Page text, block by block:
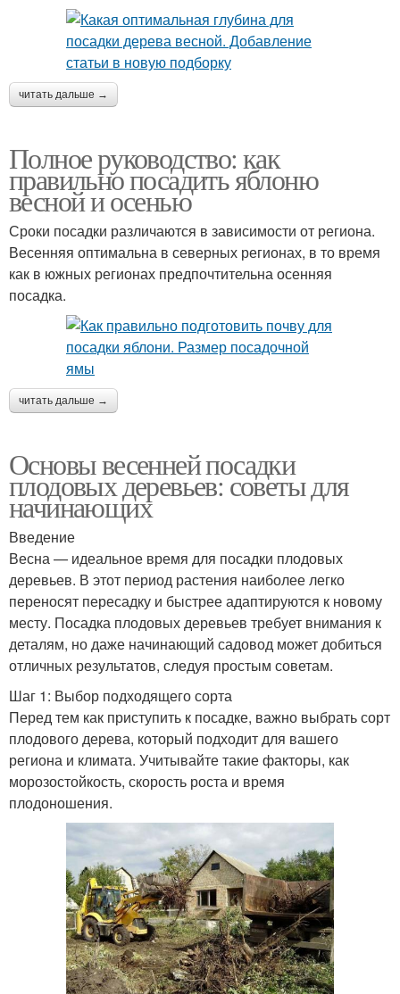
читать дальше →
Полное руководство: как
правильно посадить яблоню
весной и осенью
Сроки посадки различаются в зависимости от региона.
Весенняя оптимальна в северных регионах, в то время
как в южных регионах предпочтительна осенняя
посадка.
читать дальше →
Основы весенней посадки
плодовых деревьев: советы для
начинающих
Введение
Весна — идеальное время для посадки плодовых
деревьев. В этот период растения наиболее легко
переносят пересадку и быстрее адаптируются к новому
месту. Посадка плодовых деревьев требует внимания к
деталям, но даже начинающий садовод может добиться
отличных результатов, следуя простым советам.
Шаг 1: Выбор подходящего сорта
Перед тем как приступить к посадке, важно выбрать сорт
плодового дерева, который подходит для вашего
региона и климата. Учитывайте такие факторы, как
морозостойкость, скорость роста и время
плодоношения.